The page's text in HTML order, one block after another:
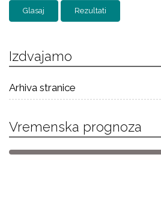
Rezultati
Izdvajamo
Arhiva stranice
Vremenska prognoza